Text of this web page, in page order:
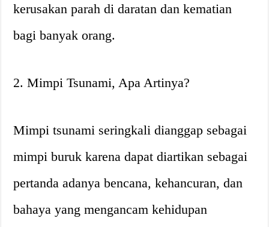
kerusakan parah di daratan dan kematian
bagi banyak orang.
2. Mimpi Tsunami, Apa Artinya?
Mimpi tsunami seringkali dianggap sebagai
mimpi buruk karena dapat diartikan sebagai
pertanda adanya bencana, kehancuran, dan
bahaya yang mengancam kehidupan